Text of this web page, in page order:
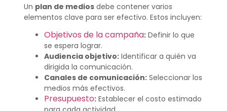
Un plan de mediosdebe contener varios
elementos clave para ser efectivo. Estos incluyen:
Objetivos de la campaña:Definir lo que
se espera lograr.
Audiencia objetivo:Identificar a quién va
dirigida la comunicación.
Canales de comunicación:Seleccionar los
medios más efectivos.
Presupuesto:Establecer el costo estimado